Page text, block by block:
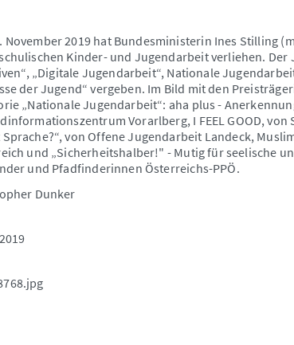
November 2019 hat Bundesministerin Ines Stilling
Kinder- und Jugendarbeit verliehen.
„Digitale Jugendarbeit“, Nationale
der Jugend“ vergeben. Im Bild mit den
„Nationale Jugendarbeit“: aha plus -
Vorarlberg, I FEEL GOOD, von
Sprache?“, von Offene Jugendarbeit Landeck,
und „Sicherheitshalber!" - Mutig für seelische
und Pfadfinderinnen Österreichs-PPÖ.
Dunker